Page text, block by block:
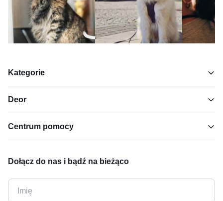
Kategorie
Deor
Centrum pomocy
Dołącz do nas i bądź na bieżąco